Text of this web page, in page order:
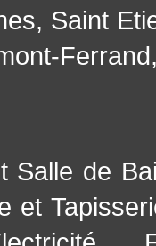
, Saint
Ferrand
Salle de
et